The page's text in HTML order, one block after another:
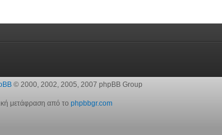
© 2000, 2002, 2005, 2007 phpBB Group
μετάφραση από το phpbbgr.com